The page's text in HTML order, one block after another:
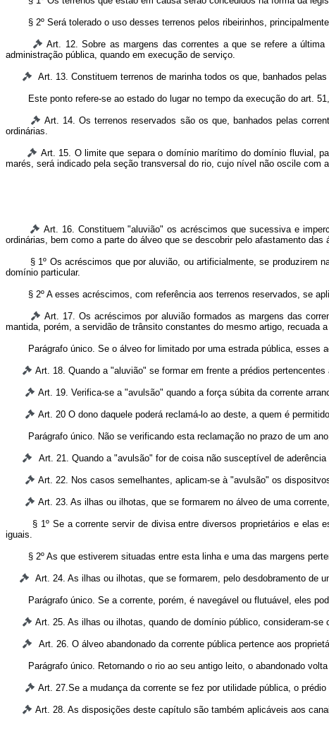
§ 2º Será tolerado o uso desses terrenos pelos ribeirinhos,
Art. 12. Sobre as margens das correntes a que se refere a
administração pública, quando em execução de serviço.
Art. 13. Constituem terrenos de marinha todos os que, banhados
Este ponto refere-se ao estado do lugar no tempo da execução do art. 51,
Art. 14. Os terrenos reservados são os que, banhados pelas
ordinárias.
Art. 15. O limite que separa o domínio marítimo do domínio fluvial,
marés, será indicado pela seção transversal do rio, cujo nível não oscile com
Art. 16. Constituem "aluvião" os acréscimos que sucessiva e
ordinárias, bem como a parte do álveo que se descobrir pelo afastamento das
§ 1º Os acréscimos que por aluvião, ou artificialmente, se produzirem
domínio particular.
§ 2º A esses acréscimos, com referência aos terrenos reservados, se
Art. 17. Os acréscimos por aluvião formados as margens das
mantida, porém, a servidão de trânsito constantes do mesmo artigo, recuada
Parágrafo único. Se o álveo for limitado por uma estrada pública,
Art. 18. Quando a "aluvião" se formar em frente a prédios
Art. 19. Verifica-se a "avulsão" quando a força súbita da corrente
Art. 20 O dono daquele poderá reclamá-lo ao deste, a quem é
Parágrafo único. Não se verificando esta reclamação no prazo de um
Art. 21. Quando a "avulsão" for de coisa não susceptível de
Art. 22. Nos casos semelhantes, aplicam-se à "avulsão" os
Art. 23. As ilhas ou ilhotas, que se formarem no álveo de uma
§ 1º Se a corrente servir de divisa entre diversos proprietários e elas
iguais.
§ 2º As que estiverem situadas entre esta linha e uma das margens
Art. 24. As ilhas ou ilhotas, que se formarem, pelo desdobramento de
Parágrafo único. Se a corrente, porém, é navegável ou flutuável, eles
Art. 25. As ilhas ou ilhotas, quando de domínio público, consideram-
Art. 26. O álveo abandonado da corrente pública pertence aos
Parágrafo único. Retornando o rio ao seu antigo leito, o abandonado
Art. 27.Se a mudança da corrente se fez por utilidade pública, o
Art. 28. As disposições deste capítulo são também aplicáveis aos